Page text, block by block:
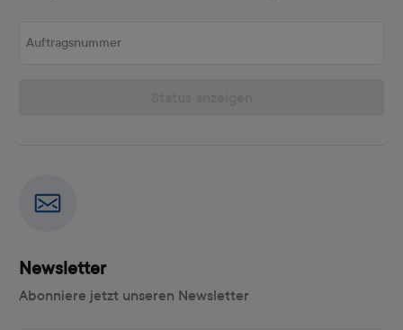
Newsletter
Abonniere jetzt unseren Newsletter